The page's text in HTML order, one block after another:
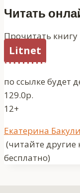
Читать
Прочитать
Litnet
по ссылке будет
129.0р.
12+
Метки
записи:
Екатерина
(читайте другие
бесплатно)